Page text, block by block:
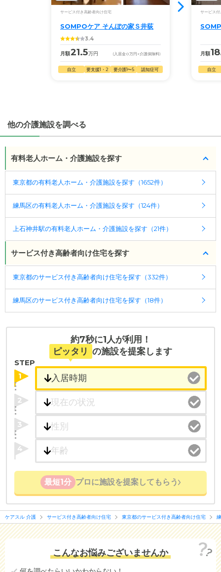
受付時間：10：00～19：00
・全国10000件の介護施設情報を掲載
幅広い選択肢の中から、条件にあった施設を選ぶ
ことができます。
医療・看護体制から施設を探すこともできます。
サービス付き高齢者向け住宅
SOMPOケア そんぽの家Ｓ井荻
3.4
月額21.5万円 (入居金0万円 +介護保険料)
自立 要支援1・2 要介護1〜5 認知症可
サービス付
月額
自立
他の介護施設を調べる
有料老人ホーム・介護施設を探す
東京都の有料老人ホーム・介護施設を探す（1652件）
練馬区の有料老人ホーム・介護施設を探す（124件）
上石神井駅の有料老人ホーム・介護施設を探す（21件）
サービス付き高齢者向け住宅を探す
東京都のサービス付き高齢者向け住宅を探す（332件）
練馬区のサービス付き高齢者向け住宅を探す（18件）
約7秒に1人が利用！
ピッタリ の施設を提案します
STEP
1
2
3
4
最短1分 プロに施設を提案してもらう
ケアスル 介護 サービス付き高齢者向け住宅 東京都のサービス付き高齢者向け住宅
こんなお悩みございませんか